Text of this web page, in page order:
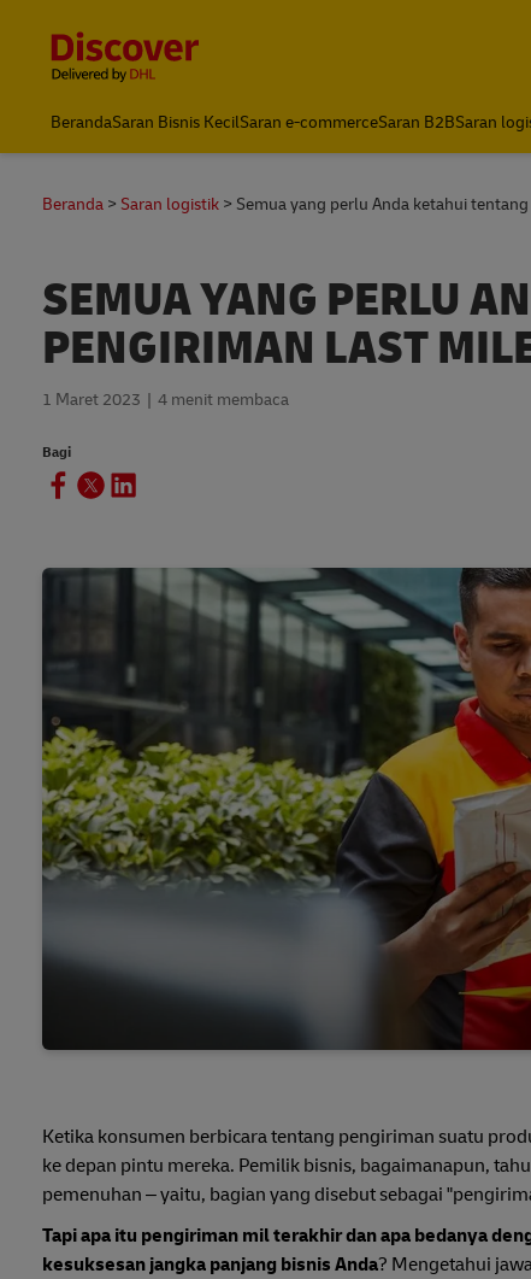
DHL Express Indonesia
BerandaSaran Bisnis KecilSaran e-commerceSaran B2BSaran
Beranda Saran logistik Semua yang perlu Anda ketahui
SEMUA YANG PERLU
PENGIRIMAN LAST
1 Maret 2023 4 menit membaca
Bagi
Ketika konsumen berbicara tentang pengiriman suatu
ke depan pintu mereka. Pemilik bisnis, bagaimanapun,
pemenuhan – yaitu, bagian yang disebut sebagai
Tapi apa itu pengiriman mil terakhir dan apa bedanya
kesuksesan jangka panjang bisnis Anda? Mengetahui